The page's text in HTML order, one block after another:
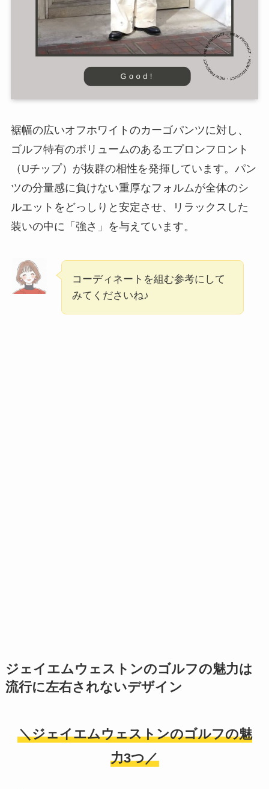
裾幅の広いオフホワイトのカーゴパンツに対し、
ゴルフ特有のボリュームのあるエプロンフロント
（Uチップ）が抜群の相性を発揮しています。パン
ツの分量感に負けない重厚なフォルムが全体のシ
ルエットをどっしりと安定させ、リラックスした
装いの中に「強さ」を与えています。
コーディネートを組む参考にして
みてくださいね♪
ジェイエムウェストンのゴルフの魅力は
流行に左右されないデザイン
＼ジェイエムウェストンのゴルフの魅
力3つ／